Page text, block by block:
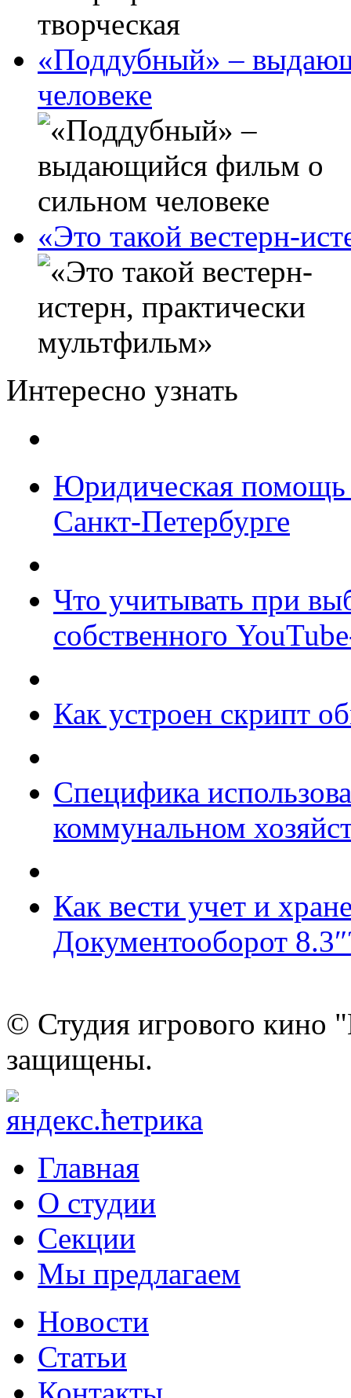
«Поддубный» –
человеке
«Это такой вестерн-
Интересно узнать
Юридическая помощь
Санкт-Петербурге
Что учитывать при
собственного
Как устроен скрипт
Специфика
коммунальном
Как вести учет и
Документооборот
© Студия игрового кино
защищены.
Главная
О студии
Секции
Мы предлагаем
Новости
Статьи